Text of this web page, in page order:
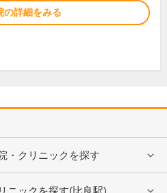
の詳細をみる
・クリニックを探す
ニックを探す(比良駅)